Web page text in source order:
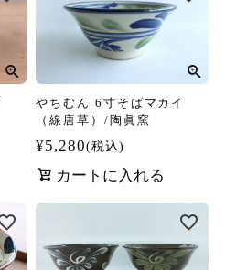
やちむん 6寸そばマカイ
（線唐草）/陶眞窯
¥5,280 税込
カートに入れる